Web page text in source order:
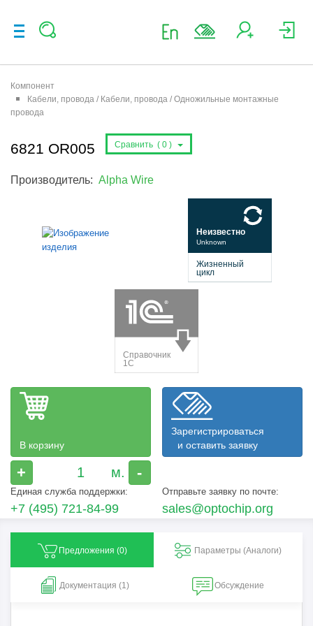
Компонент
Кабели, провода / Кабели, провода / Одножильные монтажные
провода
6821 OR005 Сравнить ( 0 )
Производитель: Alpha Wire
В корзину
+ -
Зарегистрироваться
и оставить заявку
Единая служба поддержки:
+7 (495) 721-84-99
Отправьте заявку по почте:
sales@optochip.org
Предложения (0) Параметры (Aналоги)
Документация (1) Обсуждение